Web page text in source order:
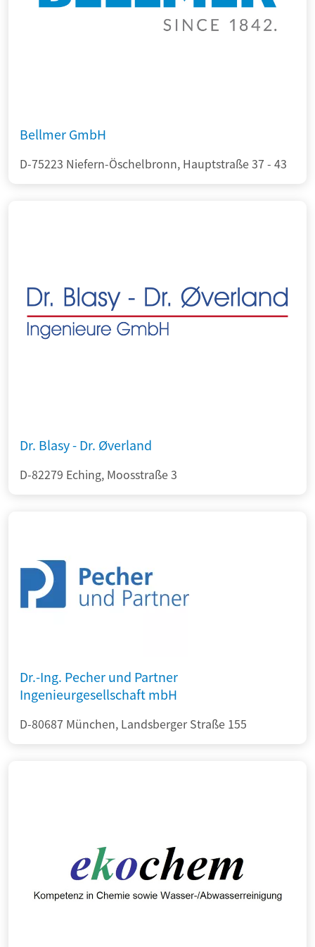
Bellmer GmbH
D-75223 Niefern-Öschelbronn, Hauptstraße 37 - 43
Dr. Blasy - Dr. Øverland
D-82279 Eching, Moosstraße 3
Dr.-Ing. Pecher und Partner
Ingenieurgesellschaft mbH
D-80687 München, Landsberger Straße 155